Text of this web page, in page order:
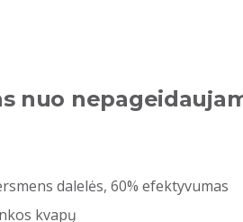
nuo
dalelės, 60% efektyvumas
kvapų